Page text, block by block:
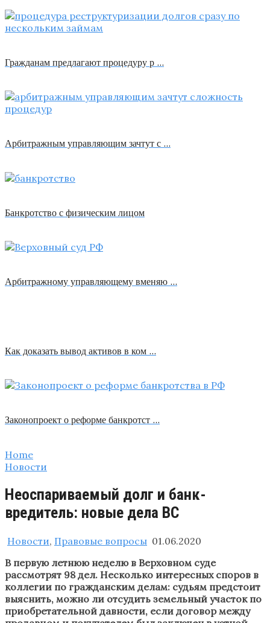
Гражданам предлагают процедуру р …
Арбитражным управляющим зачтут с …
Банкротство с физическим лицом
Арбитражному управляющему вменяю …
Как доказать вывод активов в ком …
Законопроект о реформе банкротст …
Home
Новости
Неоспариваемый долг и банк-
вредитель: новые дела ВС
Новости, Правовые вопросы 01.06.2020
В первую летнюю неделю в Верховном суде
рассмотрят 98 дел. Несколько интересных споров в
коллегии по гражданским делам: судьям предстоит
выяснить, можно ли отсудить земельный участок по
приобретательной давности, если договор между